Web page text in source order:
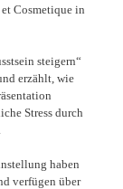
Cosmetique in
steigern“
erzählt, wie
Stress durch
haben
verfügen über